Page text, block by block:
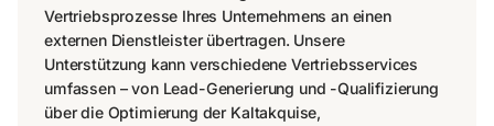
Vertriebsprozesse Ihres Unternehmens an einen
externen Dienstleister übertragen. Unsere
Unterstützung kann verschiedene Vertriebsservices
umfassen – von Lead-Generierung und -Qualifizierung
über die Optimierung der Kaltakquise,